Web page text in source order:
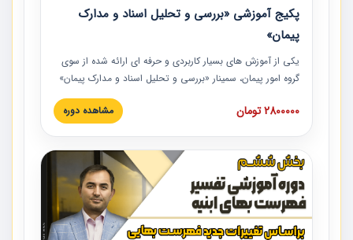
پکیج آموزشی «بررسی و تحلیل اسناد و مدارک
پیمان»
یکی از آموزش‏‏‏‏‏‏ های بسیار کاربردی و حرفه‏ ای ارائه شده از سوی
گروه امور پیمان، سمینار «بررسی و تحلیل اسناد و مدارک پیمان»
است که در دانشگاه صنعتی شریف ارائه شد. در این آموزش
نکات کلیدی مربوط به اسناد و مدارک پیمان، اولویت بندی اسناد
پیمان به همراه تجربیات عملی در این خصوص ارائه شده است.
2800000 تومان مشاهده دوره